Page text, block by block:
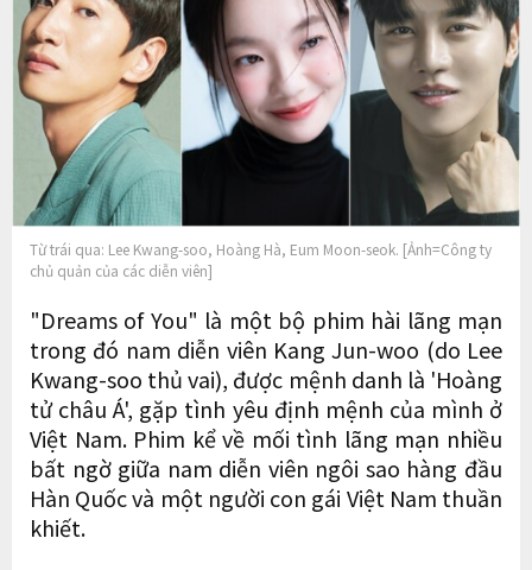
Từ trái qua: Lee Kwang-soo, Hoàng Hà, Eum Moon-seok. [Ảnh=Công ty
chủ quản của các diễn viên]
"Dreams of You" là một bộ phim hài lãng mạn
trong đó nam diễn viên Kang Jun-woo (do Lee
Kwang-soo thủ vai), được mệnh danh là 'Hoàng
tử châu Á', gặp tình yêu định mệnh của mình ở
Việt Nam. Phim kể về mối tình lãng mạn nhiều
bất ngờ giữa nam diễn viên ngôi sao hàng đầu
Hàn Quốc và một người con gái Việt Nam thuần
khiết.